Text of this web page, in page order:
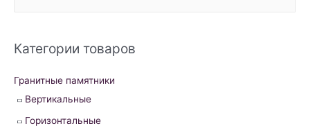
r
h
Категории товаров
Гранитные памятники
Вертикальные
Горизонтальные